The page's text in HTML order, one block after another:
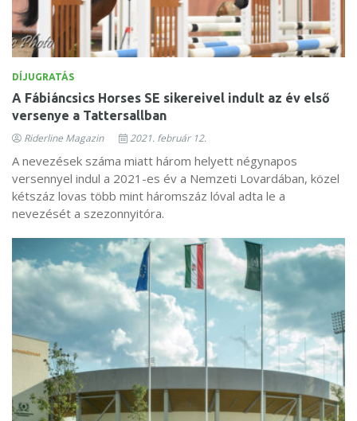
DÍJUGRATÁS
A Fábiáncsics Horses SE sikereivel indult az év első
versenye a Tattersallban
Riderline Magazin 2021. február 12.
A nevezések száma miatt három helyett négynapos
versennyel indul a 2021-es év a Nemzeti Lovardában, közel
kétszáz lovas több mint háromszáz lóval adta le a
nevezését a szezonnyitóra.